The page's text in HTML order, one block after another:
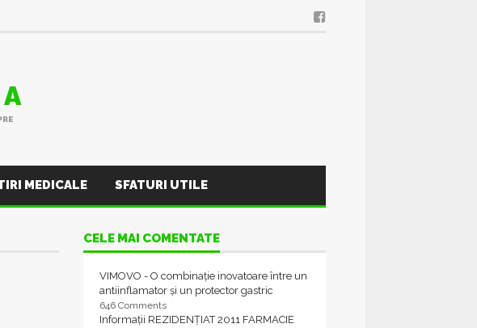
MEDICALE SFATURI UTILE
CELE MAI COMENTATE
VIMOVO - O combinație inovatoare între un
antiinflamator și un protector gastric
646 Comments
Informații REZIDENȚIAT 2011 FARMACIE